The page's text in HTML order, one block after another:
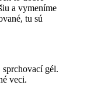
a vymeníme
tu sú
gél.
veci.